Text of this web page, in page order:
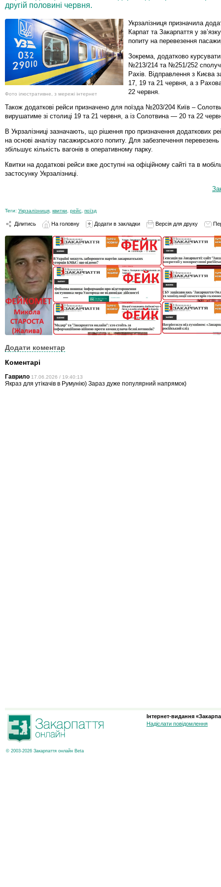
другій половині червня.
Фото ілюстративне, з мережі інтернет
Укрзалізниця призначила
Карпат та Закарпаття у
попиту на перевезення
Зокрема, додатково
№213/214 та №251/252
Рахів. Відправлення з Києва
17, 19 та 21 червня, а з
22 червня.
Також додаткові рейси призначено для поїзда №203/204 Київ –
вирушатиме зі столиці 19 та 21 червня, а із Солотвина — 20 та 22
В Укрзалізниці зазначають, що рішення про призначення додаткових
на основі аналізу пасажирського попиту. Для забезпечення
збільшує кількість вагонів в оперативному парку.
Квитки на додаткові рейси вже доступні на офіційному сайті та в
застосунку Укрзалізниці.
Теги: Укрзалізниця квитки рейс поїзд
Ділитись На головну Додати в закладки Версія для друку
Додати коментар
Коментарі
Гаврило 17.06.2026 / 19:40:13
Якраз для утікачів в Румунію) Зараз дуже популярний напрямок)
© 2003-2026 Закарпаття онлайн Beta
Інтернет-видання
Надіслати повідомлення